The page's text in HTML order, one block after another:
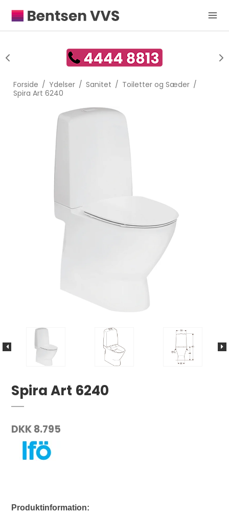
Forside / Ydelser / Sanitet / Toiletter og Sæder /
Spira Art 6240
Spira Art 6240
DKK 8.795
Produktinformation: